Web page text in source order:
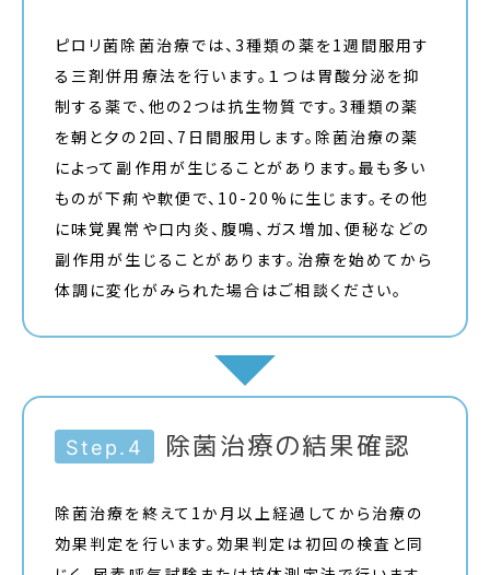
ピロリ菌除菌治療では、3種類の薬を1週間服用す
る三剤併用療法を行います。１つは胃酸分泌を抑
制する薬で、他の2つは抗生物質です。3種類の薬
を朝と夕の2回、7日間服用します。除菌治療の薬
によって副作用が生じることがあります。最も多い
ものが下痢や軟便で、10-20%に生じます。その他
に味覚異常や口内炎、腹鳴、ガス増加、便秘などの
副作用が生じることがあります。治療を始めてから
体調に変化がみられた場合はご相談ください。
Step.4 除菌治療の結果確認
除菌治療を終えて1か月以上経過してから治療の
効果判定を行います。効果判定は初回の検査と同